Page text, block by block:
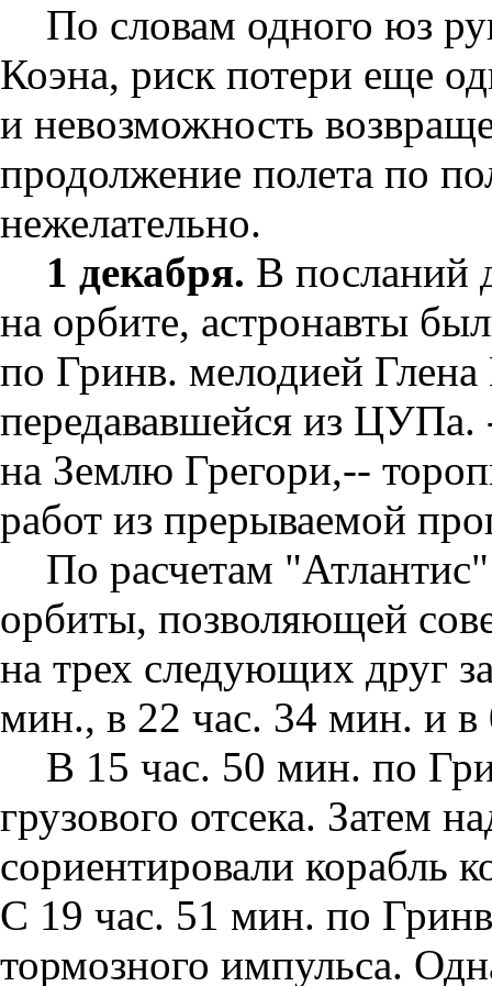
По словам одного юз
Коэна, риск потери еще
и невозможность
продолжение полета по
нежелательно.
1 декабря. В посланий
на орбите, астронавты
по Гринв. мелодией
передававшейся из
на Землю Грегори,--
работ из прерываемой
По расчетам
орбиты, позволяющей
на трех следующих друг
мин., в 22 час. 34 мин. и
В 15 час. 50 мин. по
грузового отсека. Затем
сориентировали корабль
С 19 час. 51 мин. по
тормозного импульса.